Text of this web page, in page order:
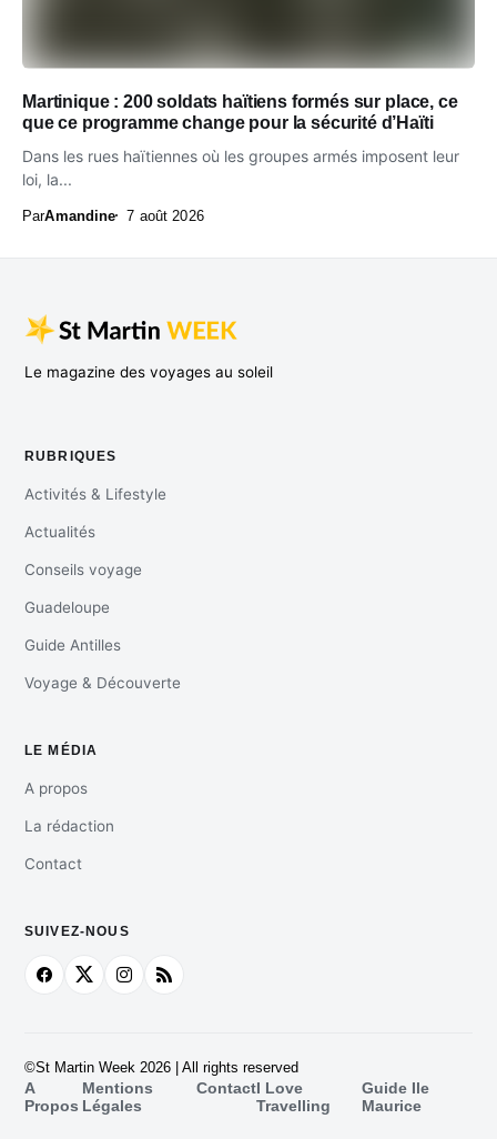
Martinique : 200 soldats haïtiens formés sur place, ce
que ce programme change pour la sécurité d’Haïti
Dans les rues haïtiennes où les groupes armés imposent leur
loi, la...
ParAmandine 7 août 2026
Le magazine des voyages au soleil
RUBRIQUES
Activités & Lifestyle
Actualités
Conseils voyage
Guadeloupe
Guide Antilles
Voyage & Découverte
LE MÉDIA
A propos
La rédaction
Contact
SUIVEZ-NOUS
©St Martin Week 2026 | All rights reserved
A
Propos
Mentions
Légales
ContactI Love
Travelling
Guide Ile
Maurice